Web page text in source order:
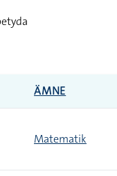
ÄMNE
Matematik